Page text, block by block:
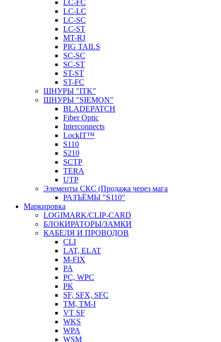
LC-FC
LC-LC
LC-SC
LС-ST
MT-RJ
PIG TAILS
SC-SC
SC-ST
ST-ST
ST-FC
ШНУРЫ "ITK"
ШНУРЫ "SIEMON"
BLADEPATCH
Fiber Optic
Interconnects
LockIT™
S110
S210
SCTP
TERA
UTP
Элементы СКС (Продажа через мага
РАЗЪЁМЫ "S110"
Маркировка
LOGIMARK/CLIP-CARD
БЛОКИРАТОРЫ/ЗАМКИ
КАБЕЛЯ И ПРОВОДОВ
CLI
LAT, ELAT
M-FIX
PA
PC, WРС
PK
SF, SFX, SFC
TM, TM-I
VT SF
WKS
WPA
WSM